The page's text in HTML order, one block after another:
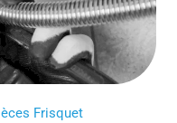
Frisquet